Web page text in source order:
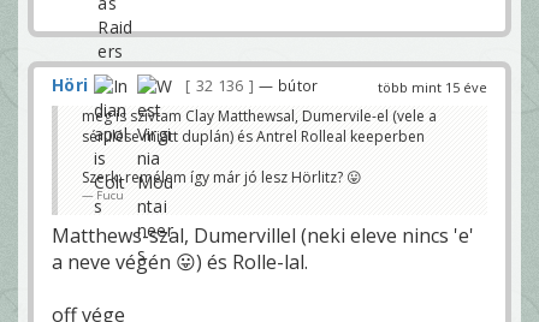
több mint 15 éve
Höri 32 136 — bútor
meg is szívtam Clay Matthewsal, Dumervile-el (vele a
sérülése miatt duplán) és Antrel Rolleal keeperben
Szerk: remélem így már jó lesz Hörlitz? 😛
Fucu
Matthews-szal, Dumervillel (neki eleve nincs 'e'
a neve végén 😛) és Rolle-lal.
off vége